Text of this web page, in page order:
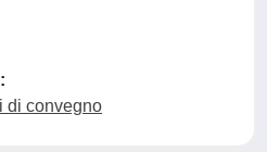
di convegno